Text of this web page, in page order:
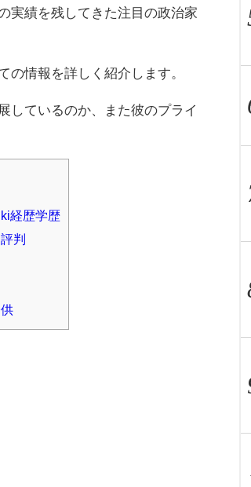
実績を残してきた注目の政治家
の情報を詳しく紹介します。
しているのか、また彼のプライ
経歴学歴
判